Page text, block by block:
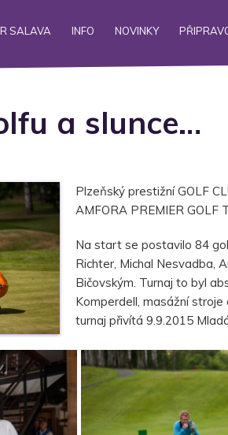
SALAVA INFO NOVINKY
a slunce…
Plzeňský prestižní GOLF
AMFORA PREMIER GOLF
Na start se postavilo 84
Richter, Michal Nesvadba,
Bičovským. Turnaj to byl
Komperdell, masážní
turnaj přivítá 9.9.2015